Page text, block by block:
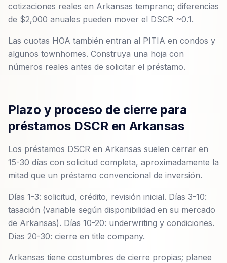
cotizaciones reales en Arkansas temprano; diferencias
de $2,000 anuales pueden mover el DSCR ~0.1.
Las cuotas HOA también entran al PITIA en condos y
algunos townhomes. Construya una hoja con
números reales antes de solicitar el préstamo.
Plazo y proceso de cierre para
préstamos DSCR en Arkansas
Los préstamos DSCR en Arkansas suelen cerrar en
15-30 días con solicitud completa, aproximadamente la
mitad que un préstamo convencional de inversión.
Días 1-3: solicitud, crédito, revisión inicial. Días 3-10:
tasación (variable según disponibilidad en su mercado
de Arkansas). Días 10-20: underwriting y condiciones.
Días 20-30: cierre en title company.
Arkansas tiene costumbres de cierre propias; planee